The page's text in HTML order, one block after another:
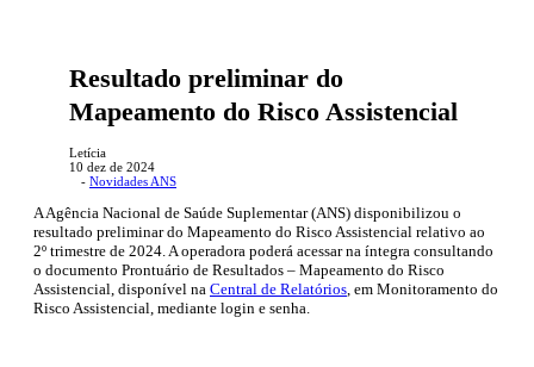
Resultado preliminar do
Mapeamento do Risco Assistencial
Letícia
10 dez de 2024
- Novidades ANS
A Agência Nacional de Saúde Suplementar (ANS) disponibilizou o
resultado preliminar do Mapeamento do Risco Assistencial relativo ao
2º trimestre de 2024. A operadora poderá acessar na íntegra consultando
o documento Prontuário de Resultados – Mapeamento do Risco
Assistencial, disponível na Central de Relatórios, em Monitoramento do
Risco Assistencial, mediante login e senha.